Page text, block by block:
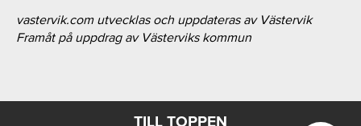
vastervik.com utvecklas och uppdateras av Västervik
Framåt på uppdrag av Västerviks kommun
TILL TOPPEN